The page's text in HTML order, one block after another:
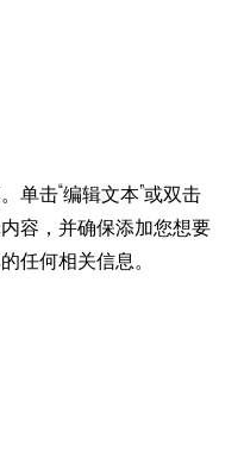
单击“编辑文本”或双击
容，并确保添加您想要
任何相关信息。